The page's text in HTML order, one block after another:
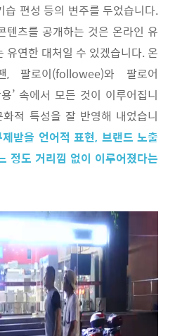
편성 등의 변주를 두었습니다.
텐츠를 공개하는 것은 온라인 유
유연한 대처일 수 있겠습니다. 온
팔로이(followee)와 팔로어
’ 속에서 모든 것이 이루어집니
화적 특성을 잘 반영해 내었습니
받을 언어적 표현, 브랜드 노출
정도 거리낌 없이 이루어졌다는